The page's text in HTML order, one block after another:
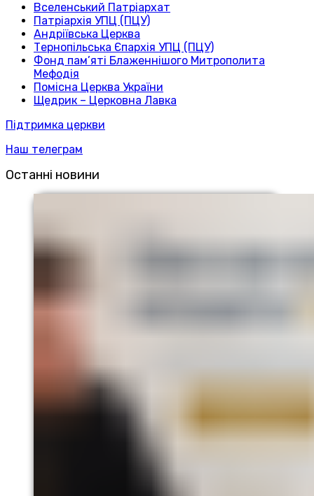
Вселенський Патріархат
Патріархія УПЦ (ПЦУ)
Андріївська Церква
Тернопільська Єпархія УПЦ (ПЦУ)
Фонд пам’яті Блаженнішого Митрополита
Мефодія
Помісна Церква України
Щедрик – Церковна Лавка
Підтримка церкви
Наш телеграм
Останні новини